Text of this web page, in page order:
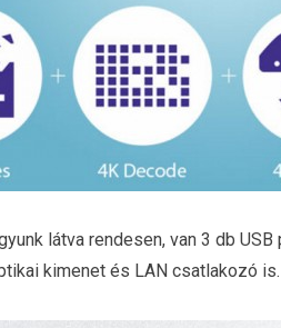
látva rendesen, van 3 db
kimenet és LAN csatlakozó